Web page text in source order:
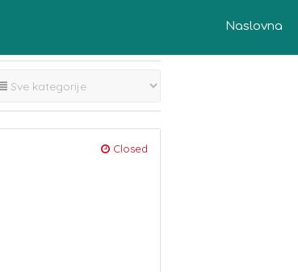
Naslovna
Closed